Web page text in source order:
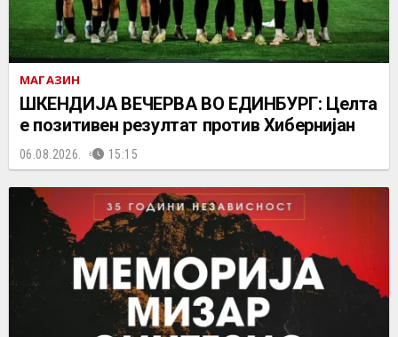
МАГАЗИН
ШКЕНДИЈА ВЕЧЕРВА ВО ЕДИНБУРГ: Целта
е позитивен резултат против Хибернијан
06.08.2026. 15:15